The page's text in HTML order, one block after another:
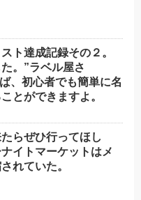
ト達成記録その２。
。”ラベル屋さ
、初心者でも簡単に名
とができますよ。
らぜひ行ってほし
イトマーケットはメ
れていた。